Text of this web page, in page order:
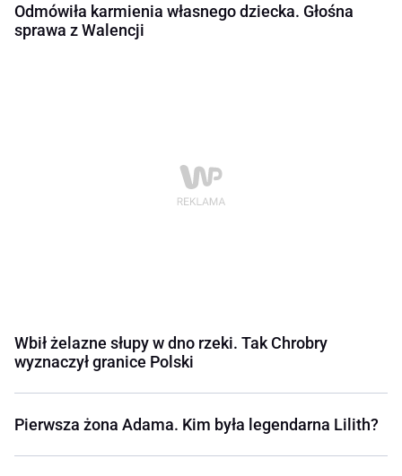
Odmówiła karmienia własnego dziecka. Głośna
sprawa z Walencji
Wbił żelazne słupy w dno rzeki. Tak Chrobry
wyznaczył granice Polski
Pierwsza żona Adama. Kim była legendarna Lilith?